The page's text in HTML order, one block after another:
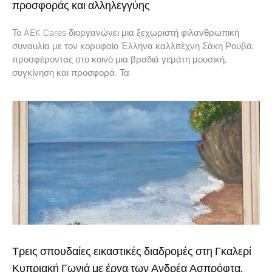
προσφοράς και αλληλεγγύης
Το AEK Cares διοργανώνει μια ξεχωριστή φιλανθρωπική
συναυλία με τον κορυφαίο Έλληνα καλλιτέχνη Σάκη Ρουβά,
προσφέροντας στο κοινό μια βραδιά γεμάτη μουσική,
συγκίνηση και προσφορά. Τα
Τρεις σπουδαίες εικαστικές διαδρομές στη Γκαλερί
Κυπριακή Γωνιά με έργα των Ανδρέα Ασπρόφτα,